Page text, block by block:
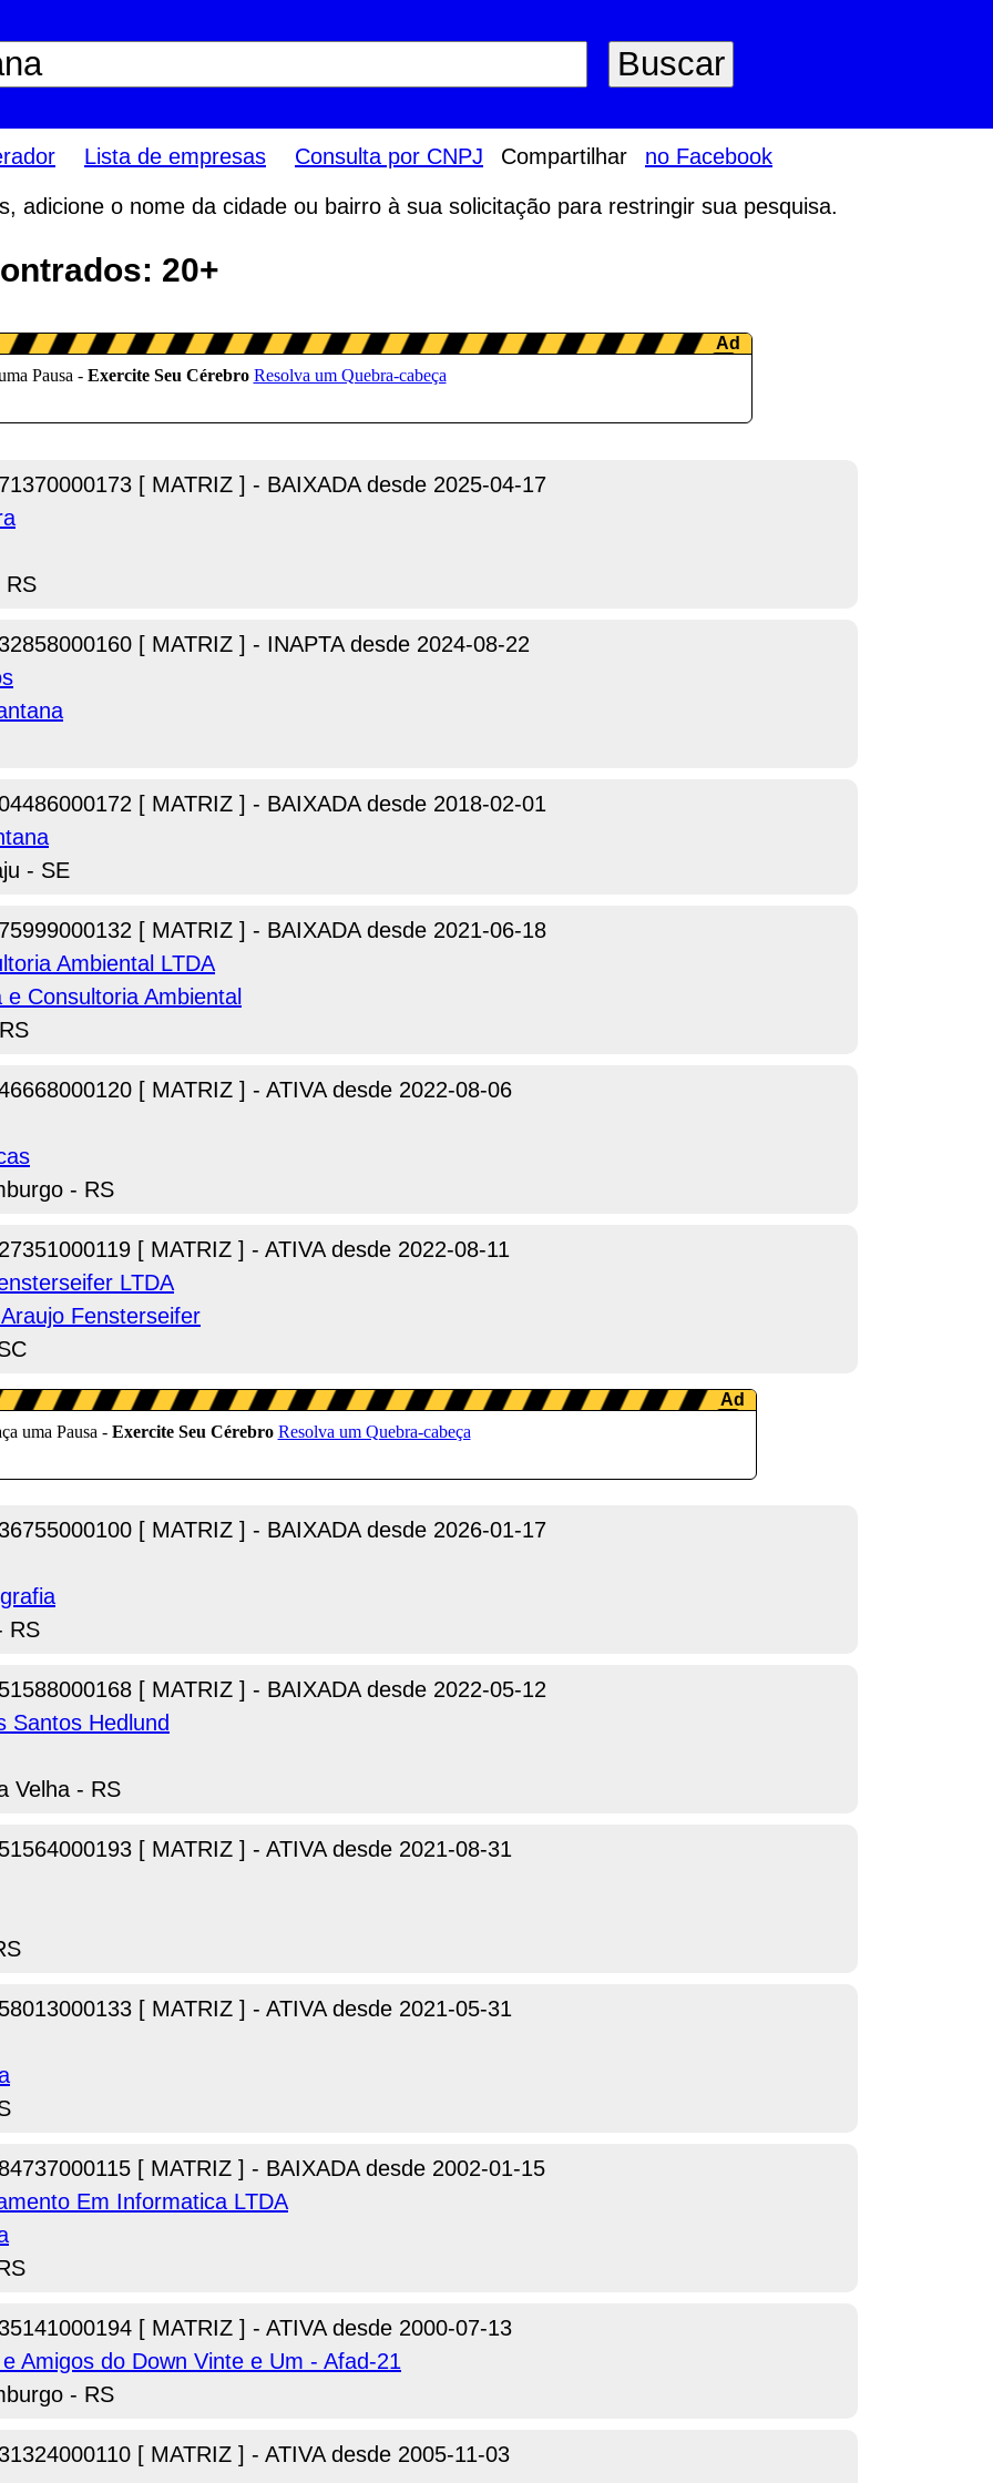
Lista de empresas Consulta por CNPJ Compartilhar no Facebook
adicione o nome da cidade ou bairro à sua solicitação para restringir sua pesquisa.
20+
[ MATRIZ ] - BAIXADA desde 2025-04-17
RS
[ MATRIZ ] - INAPTA desde 2024-08-22
[ MATRIZ ] - BAIXADA desde 2018-02-01
- SE
[ MATRIZ ] - BAIXADA desde 2021-06-18
Ambiental LTDA
Consultoria Ambiental
[ MATRIZ ] - ATIVA desde 2022-08-06
- RS
[ MATRIZ ] - ATIVA desde 2022-08-11
LTDA
Fensterseifer
[ MATRIZ ] - BAIXADA desde 2026-01-17
RS
[ MATRIZ ] - BAIXADA desde 2022-05-12
Santos Hedlund
Velha - RS
[ MATRIZ ] - ATIVA desde 2021-08-31
[ MATRIZ ] - ATIVA desde 2021-05-31
[ MATRIZ ] - BAIXADA desde 2002-01-15
Em Informatica LTDA
[ MATRIZ ] - ATIVA desde 2000-07-13
Amigos do Down Vinte e Um - Afad-21
- RS
[ MATRIZ ] - ATIVA desde 2005-11-03